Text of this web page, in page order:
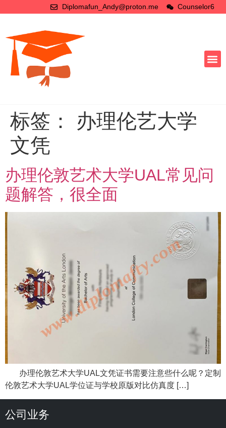
Diplomafun_Andy@proton.me Counselor6
标签： 办理伦艺大学
文凭
办理伦敦艺术大学UAL常见问
题解答，很全面
办理伦敦艺术大学UAL文凭证书需要注意些什么呢？定制
伦敦艺术大学UAL学位证与学校原版对比仿真度 […]
公司业务